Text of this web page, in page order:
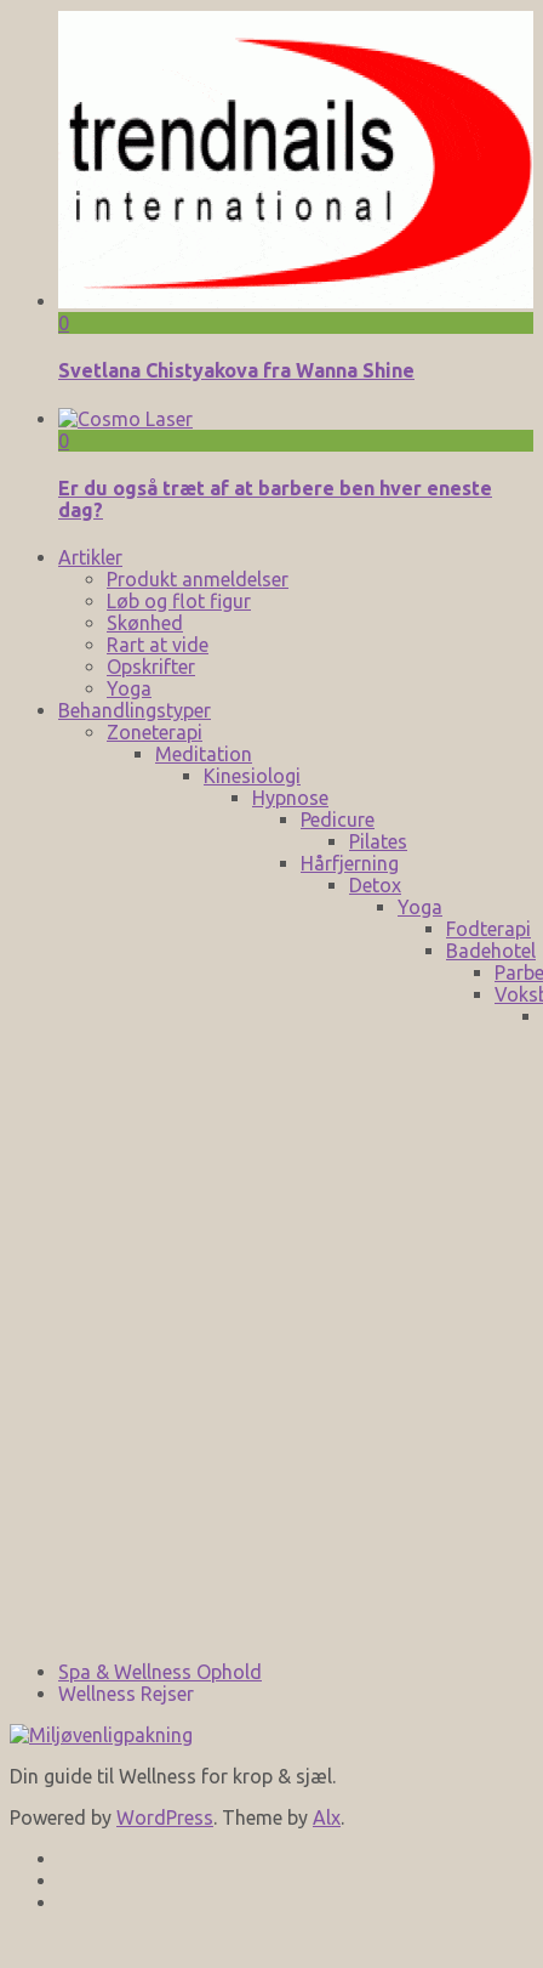
0
Svetlana Chistyakova fra Wanna Shine
0
Er du også træt af at barbere ben hver eneste
dag?
Artikler
Produkt anmeldelser
Løb og flot figur
Skønhed
Rart at vide
Opskrifter
Yoga
Behandlingstyper
Zoneterapi
Meditation
Kinesiologi
Hypnose
Pedicure
Pilates
Hårfjerning
Detox
Yoga
Fodterapi
Badehotel
Spa & Wellness Ophold
Wellness Rejser
Din guide til Wellness for krop & sjæl.
Powered by WordPress. Theme by Alx.